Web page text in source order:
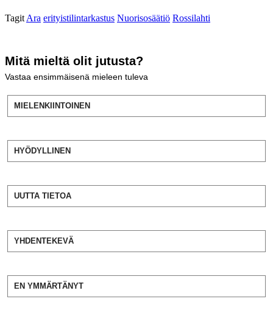
Tagit Ara erityistilintarkastus Nuorisosäätiö Rossilahti
Mitä mieltä olit jutusta?
Vastaa ensimmäisenä mieleen tuleva
MIELENKIINTOINEN
HYÖDYLLINEN
UUTTA TIETOA
YHDENTEKEVÄ
EN YMMÄRTÄNYT